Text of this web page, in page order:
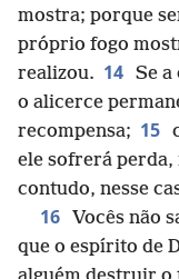
mostra; porque
próprio fogo
realizou. 14 Se
o alicerce
recompensa; 15
ele sofrerá perda,
contudo, nesse
16 Vocês não
que o espírito de